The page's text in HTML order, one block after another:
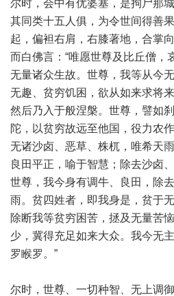
尔时，会中有优婆塞，是拘尸那
其同类十五人俱，为令世间得善
起，偏袒右肩，右膝著地，合掌
而白佛言：“唯愿世尊及比丘僧，
无量诸众生故。世尊，我等从今
无趣、贫穷饥困，欲从如来求将
然后乃入于般涅槃。世尊，譬如
陀，以贫穷故远至他国，役力农
无诸沙卤、恶草、株杌，唯希天
良田平正，喻于智慧；除去沙卤
世尊，我今身有调牛、良田，除
雨。贫四姓者，即我身是，贫于
除断我等贫穷困苦，拯及无量苦
少，冀得充足如来大众。我今无
罗睺罗。”
尔时，世尊、一切种智、无上调